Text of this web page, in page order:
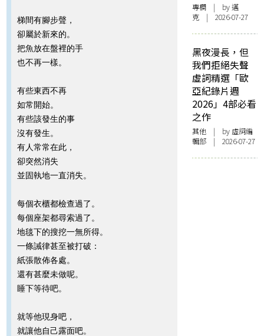
梯間有腳步聲，
卻屬於新來的。
把魚放在盤裡的手
也不再一樣。
有些東西不再
如常開始。
有些該發生的事
沒有發生。
有人常常在此，
卻突然消失
並固執地一直消失。
每個衣櫃都檢查過了。
每個座架都尋索過了。
地毯下的搜挖一無所得。
一條誡律甚至被打破：
紙張散佈各處。
還有甚麼未做呢。
睡下等待吧。
就等他現身吧，
就讓他自己露面吧。
專欄 | by邁
克 | 2026-07-27
黑夜漫長，但
我們拒絕失聲
虛詞精選「歐
亞紀錄片週
2026」4部必看
之作
其他 | by 虛詞編
輯部 | 2026-07-27